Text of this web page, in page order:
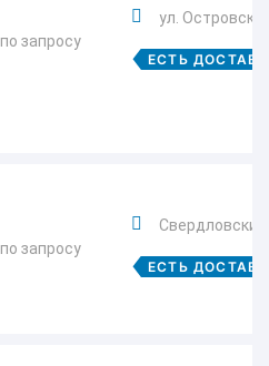
по запросу
ул.
ЕСТЬ
по запросу
ЕСТЬ